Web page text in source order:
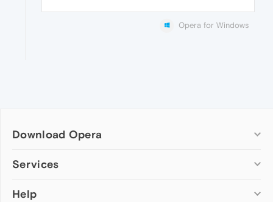
Opera for Windows
Download Opera
Computer browsers
Opera for Mac
Services
Add-ons
Help